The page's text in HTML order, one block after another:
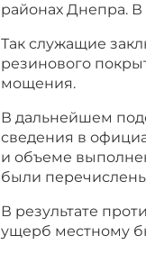
районах Днепра.
Так служащие
резинового
мощения.
В дальнейшем
сведения в
и объеме
были
В результате
ущерб местному